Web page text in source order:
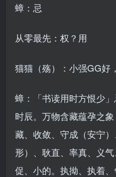
蟑：忌
从零最先：权？用
猫猫（殇）：小强GG好
蟑：「书读用时方恨少
时辰。万物含藏蕴孕之
藏、收敛、守成（安宁
形）、耿直、率真、义
促、小的。执拗、执着、